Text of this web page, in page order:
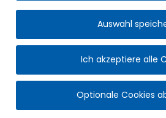
Rasen und Heckenschnitt
Laub
Zweige und Äste
Baum- und Strauchschnitt von
Balkonblumen mit anhaftender
Auswahl
Ich akzeptiere alle
Optionale Cookies